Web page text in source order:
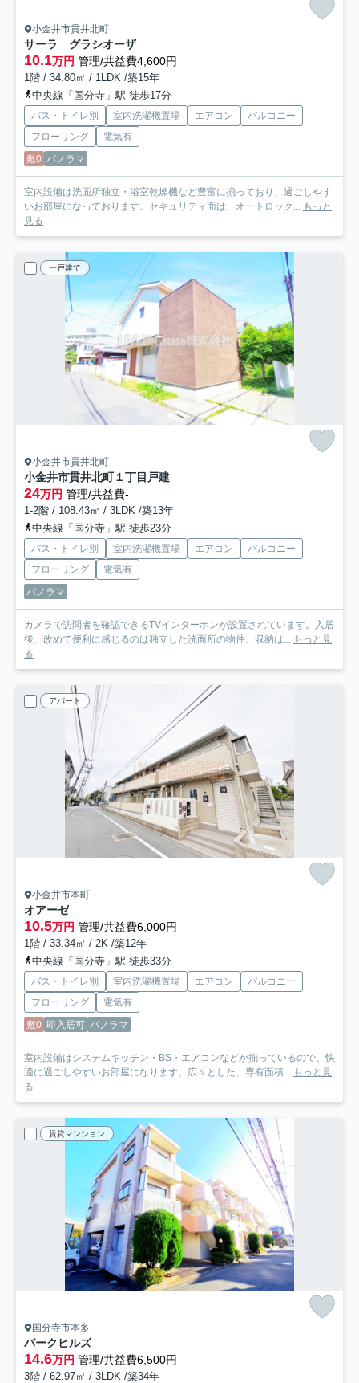
小金井市貫井北町
サーラ グラシオーザ
10.1万円 管理/共益費4,600円
1階 / 34.80㎡ / 1LDK /築15年
中央線「国分寺」駅 徒歩17分
バス・トイレ別 室内洗濯機置場 エアコン
バルコニー
フローリング
電気有
敷0 パノラマ
室内設備は洗面所独立・浴室乾燥機など豊富に揃っており、過ごしやす
いお部屋になっております。セキュリティ面は、オートロック... もっと
見る
一戸建て
小金井市貫井北町
小金井市貫井北町１丁目戸建
24万円 管理/共益費-
1-2階 / 108.43㎡ / 3LDK /築13年
中央線「国分寺」駅 徒歩23分
バス・トイレ別 室内洗濯機置場 エアコン
バルコニー
フローリング
電気有
パノラマ
カメラで訪問者を確認できるTVインターホンが設置されています。入居
後、改めて便利に感じるのは独立した洗面所の物件。収納は... もっと見
る
アパート
小金井市本町
オアーゼ
10.5万円 管理/共益費6,000円
1階 / 33.34㎡ / 2K /築12年
中央線「国分寺」駅 徒歩33分
バス・トイレ別 室内洗濯機置場 エアコン
バルコニー
フローリング
電気有
敷0 即入居可 パノラマ
室内設備はシステムキッチン・BS・エアコンなどが揃っているので、快
適に過ごしやすいお部屋になります。広々とした、専有面積... もっと見
る
賃貸マンション
国分寺市本多
パークヒルズ
14.6万円 管理/共益費6,500円
3階 / 62.97㎡ / 3LDK /築34年